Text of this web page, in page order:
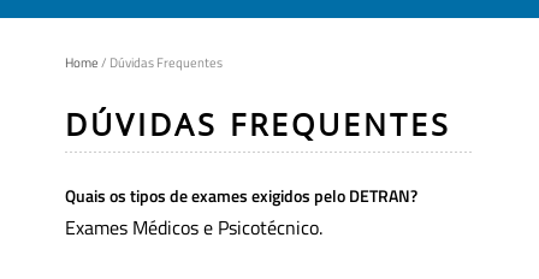
Home/ Dúvidas Frequentes
DÚVIDAS FREQUENTES
Quais os tipos de exames exigidos pelo DETRAN?
Exames Médicos e Psicotécnico.